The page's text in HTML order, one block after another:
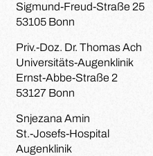
Sigmund-Freud-Straße 25
53105 Bonn
Priv.-Doz. Dr. Thomas Ach
Universitäts-Augenklinik
Ernst-Abbe-Straße 2
53127 Bonn
Snjezana Amin
St.-Josefs-Hospital
Augenklinik